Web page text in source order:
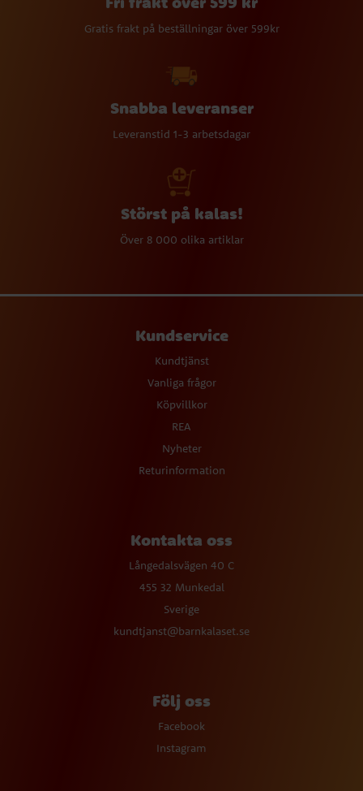
Gratis frakt på beställningar över 599kr
Snabba leveranser
Leveranstid 1-3 arbetsdagar
Störst på kalas!
Över 8 000 olika artiklar
Kundservice
Kundtjänst
Vanliga frågor
Köpvillkor
REA
Nyheter
Returinformation
Kontakta oss
Långedalsvägen 40 C
455 32 Munkedal
Sverige
kundtjanst@barnkalaset.se
Följ oss
Facebook
Instagram